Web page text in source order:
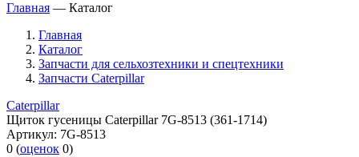
Главная — Каталог
Главная
Каталог
Запчасти для сельхозтехники и спецтехники
Запчасти Caterpillar
Caterpillar
Щиток гусеницы Caterpillar 7G-8513 (361-1714)
Артикул: 7G-8513
0 (оценок 0)